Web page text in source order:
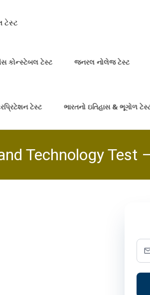
કોન્સ્ટેબલ ટેસ્ટ જનરલ નોલેજ ટેસ્ટ
ટેસ્ટ ભારતનો ઇતિહાસ & ભૂગોળ
Technology Test